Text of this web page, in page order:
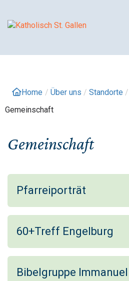
Inhalt
Home / Über uns / Standorte /
Gemeinschaft
Gemeinschaft
Pfarreiporträt
60+Treff Engelburg
Bibelgruppe Immanuel